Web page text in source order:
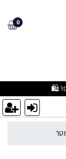
0
הכרתם – אל תפספסו!